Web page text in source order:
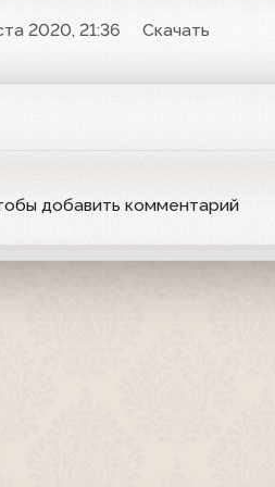
2020, 21:36
Скачать
добавить комментарий